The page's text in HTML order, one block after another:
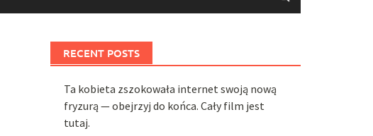
RECENT POSTS
Ta kobieta zszokowała internet swoją nową
fryzurą — obejrzyj do końca. Cały film jest
tutaj.